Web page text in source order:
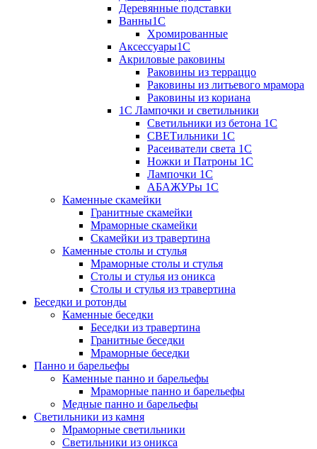
Деревянные подставки
Ванны1С
Хромированные
Аксессуары1С
Акриловые раковины
Раковины из терраццо
Раковины из литьевого мрамора
Раковины из кориана
1С Лампочки и светильники
Светильники из бетона 1С
СВЕТильники 1С
Расеиватели света 1С
Ножки и Патроны 1С
Лампочки 1С
АБАЖУРы 1С
Каменные скамейки
Гранитные скамейки
Мраморные скамейки
Скамейки из травертина
Каменные столы и стулья
Мраморные столы и стулья
Столы и стулья из оникса
Столы и стулья из травертина
Беседки и ротонды
Каменные беседки
Беседки из травертина
Гранитные беседки
Мраморные беседки
Панно и барельефы
Каменные панно и барельефы
Мраморные панно и барельефы
Медные панно и барельефы
Светильники из камня
Мраморные светильники
Светильники из оникса